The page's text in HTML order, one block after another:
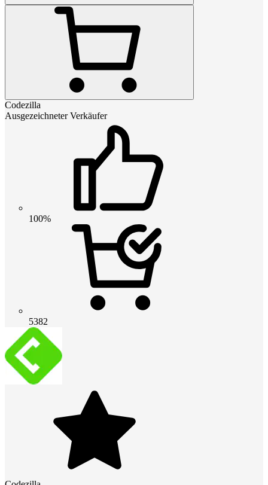
Codezilla
Ausgezeichneter Verkäufer
100%
5382